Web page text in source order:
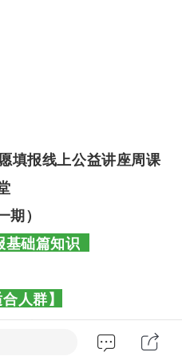
填报线上公益讲座周课
期 ）
基础篇知识
人群】